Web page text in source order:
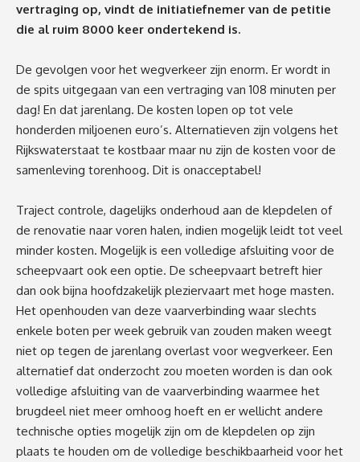
vertraging op, vindt de initiatiefnemer van de petitie
die al ruim 8000 keer ondertekend is.
De gevolgen voor het wegverkeer zijn enorm. Er wordt in
de spits uitgegaan van een vertraging van 108 minuten per
dag! En dat jarenlang. De kosten lopen op tot vele
honderden miljoenen euro’s. Alternatieven zijn volgens het
Rijkswaterstaat te kostbaar maar nu zijn de kosten voor de
samenleving torenhoog. Dit is onacceptabel!
Traject controle, dagelijks onderhoud aan de klepdelen of
de renovatie naar voren halen, indien mogelijk leidt tot veel
minder kosten. Mogelijk is een volledige afsluiting voor de
scheepvaart ook een optie. De scheepvaart betreft hier
dan ook bijna hoofdzakelijk pleziervaart met hoge masten.
Het openhouden van deze vaarverbinding waar slechts
enkele boten per week gebruik van zouden maken weegt
niet op tegen de jarenlang overlast voor wegverkeer. Een
alternatief dat onderzocht zou moeten worden is dan ook
volledige afsluiting van de vaarverbinding waarmee het
brugdeel niet meer omhoog hoeft en er wellicht andere
technische opties mogelijk zijn om de klepdelen op zijn
plaats te houden om de volledige beschikbaarheid voor het